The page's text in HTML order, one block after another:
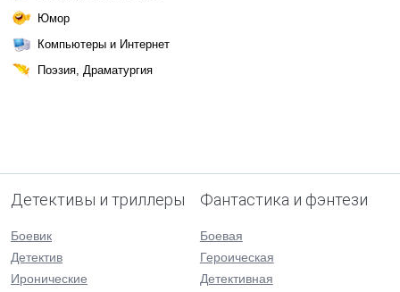
Юмор
Компьютеры и Интернет
Поэзия, Драматургия
Детективы и триллеры
Боевик
Детектив
Иронические
Фантастика и фэнтези
Боевая
Героическая
Детективная